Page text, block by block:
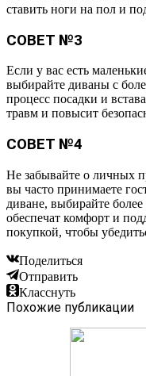
ставить ноги на пол и
СОВЕТ №3
Если у вас есть
выбирайте диваны с
процесс посадки и
травм и повысит
СОВЕТ №4
Не забывайте о личных
вы часто принимаете
диване, выбирайте
обеспечат комфорт и
покупкой, чтобы
Поделиться
Отправить
Класснуть
Похожие публикации